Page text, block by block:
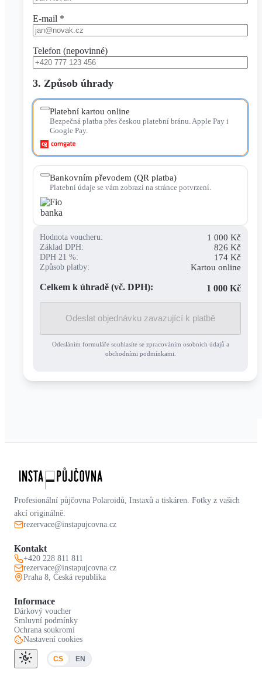
E-mail *
Telefon (nepovinné)
3. Způsob úhrady
Platební kartou online
Bezpečná platba přes českou platební bránu. Apple Pay i
Google Pay.
Bankovním převodem (QR platba)
Platební údaje se vám zobrazí na stránce potvrzení.
Hodnota voucheru: 1 000 Kč
Základ DPH: 826 Kč
DPH 21 %: 174 Kč
Způsob platby: Kartou online
Celkem k úhradě (vč. DPH): 1 000 Kč
Odeslat objednávku zavazující k platbě
Odesláním formuláře souhlasíte se zpracováním osobních údajů a
obchodními podmínkami.
Profesionální půjčovna Polaroidů, Instaxů a tiskáren. Fotky z vašich
akcí originálně.
rezervace@instapujcovna.cz
Kontakt
+420 228 811 811
rezervace@instapujcovna.cz
Praha 8, Česká republika
Informace
Dárkový voucher
Smluvní podmínky
Ochrana soukromí
Nastavení cookies
CS EN